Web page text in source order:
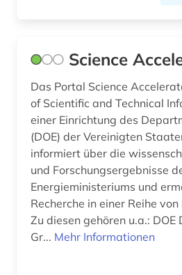
versorgungstechnik (1)
volkskunde (1)
weltgeschichte (1)
werkstoff (1)
werkstoffe (2)
werkstoffkunde (3)
Science
Das Portal Science
of Scientific and Technical
einer Einrichtung des
(DOE) der Vereinigten
informiert über die
und Forschungsergebnisse
Energieministeriums und
Recherche in einer Reihe
Zu diesen gehören u.a.: DOE Data Explorer DOE
Gr... Mehr Informationen